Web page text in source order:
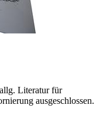
Literatur für
ausgeschlossen.